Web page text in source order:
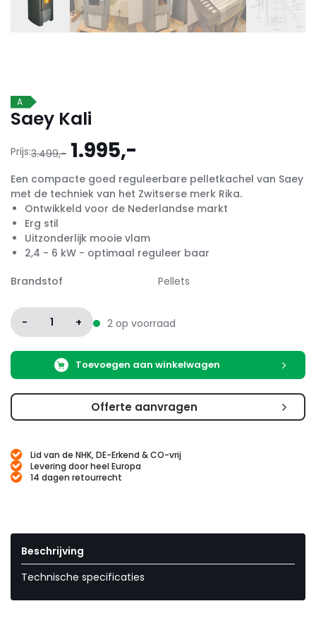
A
Saey Kali
Prijs:3.499,- Oorspronkelijke
prijs
was:
3.499,-.
1.995,-
prijs
is:
1.995,-.
Een compacte goed reguleerbare pelletkachel van Saey
met de techniek van het Zwitserse merk Rika.
Ontwikkeld voor de Nederlandse markt
Erg stil
Uitzonderlijk mooie vlam
2,4 - 6 kW - optimaal reguleer baar
Brandstof
Pellets
- 1 + 2 op voorraad
Toevoegen aan winkelwagen
Offerte aanvragen
Lid van de NHK, DE-Erkend & CO-vrij
Levering door heel Europa
14 dagen retourrecht
Beschrijving
Technische specificaties